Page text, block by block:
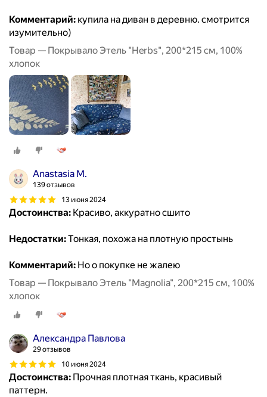
Комментарий: купила на диван в деревню. смотрится
изумительно)
Товар — Покрывало Этель "Herbs", 200*215 см, 100%
хлопок
Anastasia M.
139 отзывов
13 июня 2024
Достоинства: Красиво, аккуратно сшито
Недостатки:Тонкая, похожа на плотную простынь
Комментарий: Но о покупке не жалею
Товар — Покрывало Этель "Magnolia", 200*215 см, 100%
хлопок
Александра Павлова
29 отзывов
10 июня 2024
Достоинства: Прочная плотная ткань, красивый
паттерн.